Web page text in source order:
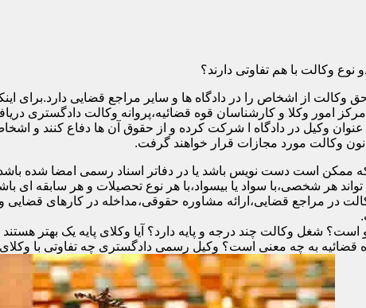
نوع وکالت با هم تفاوتی دارند؟
از اشخاص را در دادگاه ها و سایر مراجع قضایی دارد.برای
امور وکلا و کارشناسان قوه قضائیه،پروانه وکالت دادگستری
وکیل در دادگاه ا شرکت کرده و از حقوق آن ها دفاع کنند و
وکالت مورد مجازات قرار خواهند گرفت.
ممکن است دست نویس باشد یا در دفاتر اسناد رسمی امضا شده
هر شخصی،با سواد یا بیسواد،با هر نوع تحصیلات و هر سابقه ای
در مراجع قضایی،ارائه مشاوره حقوقی،مداخله در کارهای قضایی و
شغل وکالت چند درجه و پایه دارد؟ آیا وکلای پایه یک بهتر
به چه معنی است؟ وکیل رسمی دادگستری چه تفاوتی با وکلای